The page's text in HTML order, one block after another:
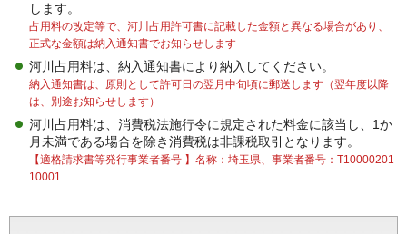
します。
占用料の改定等で、河川占用許可書に記載した金額と異なる場合があり、
正式な金額は納入通知書でお知らせします
河川占用料は、納入通知書により納入してください。
納入通知書は、原則として許可日の翌月中旬頃に郵送します（翌年度以降
は、別途お知らせします）
河川占用料は、消費税法施行令に規定された料金に該当し、1か
月未満である場合を除き消費税は非課税取引となります。
【適格請求書等発行事業者番号 】名称：埼玉県、事業者番号：T10000201
10001